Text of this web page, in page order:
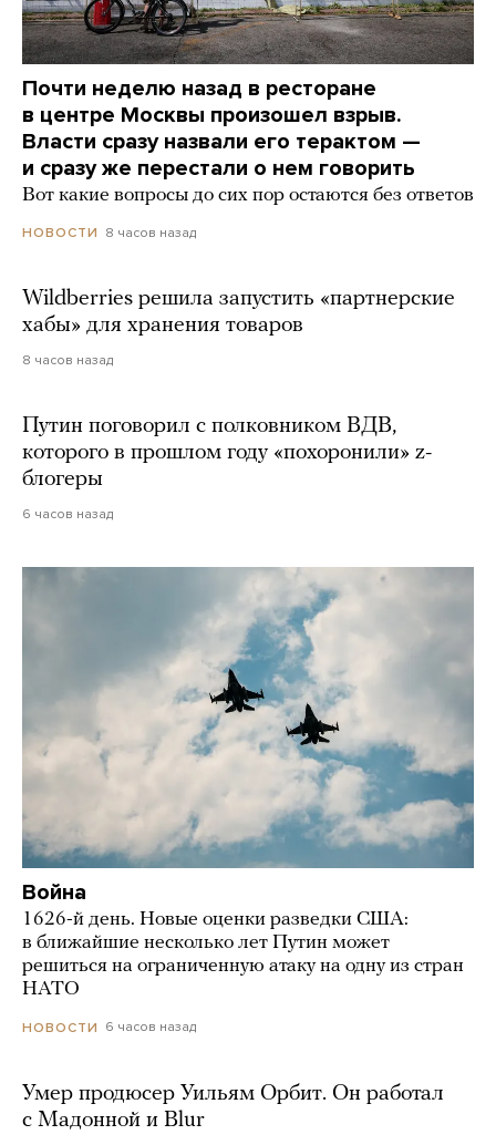
Почти неделю назад в ресторане
в центре Москвы произошел взрыв.
Власти сразу назвали его терактом —
и сразу же перестали о нем говорить
Вот какие вопросы до сих пор остаются без ответов
НОВОСТИ 8 часов назад
Wildberries решила запустить «партнерские
хабы» для хранения товаров
8 часов назад
Путин поговорил с полковником ВДВ,
которого в прошлом году «похоронили» z-
блогеры
6 часов назад
Война
1626-й день. Новые оценки разведки США:
в ближайшие несколько лет Путин может
решиться на ограниченную атаку на одну из стран
НАТО
НОВОСТИ 6 часов назад
Умер продюсер Уильям Орбит. Он работал
с Мадонной и Blur